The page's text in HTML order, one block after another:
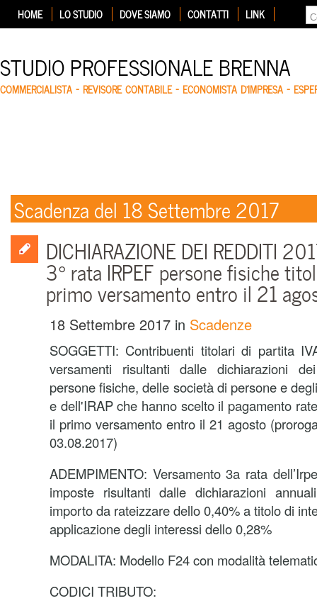
HOME LO STUDIO DOVE SIAMO CONTATTI LINK
STUDIO PROFESSIONALE BRENNA
COMMERCIALISTA – REVISORE CONTABILE – ECONOMISTA D'IMPRESA –
Scadenza del 18 Settembre 2017
DICHIARAZIONE DEI REDDITI
3° rata IRPEF persone fisiche
primo versamento entro il 21
18 Settembre 2017 in Scadenze
SOGGETTI: Contribuenti titolari di partita
versamenti risultanti dalle dichiarazioni
persone fisiche, delle società di persone e
e dell'IRAP che hanno scelto il pagamento
il primo versamento entro il 21 agosto
03.08.2017)
ADEMPIMENTO: Versamento 3a rata
imposte risultanti dalle dichiarazioni
importo da rateizzare dello 0,40% a titolo di
applicazione degli interessi dello 0,28%
MODALITA: Modello F24 con modalità
CODICI TRIBUTO: